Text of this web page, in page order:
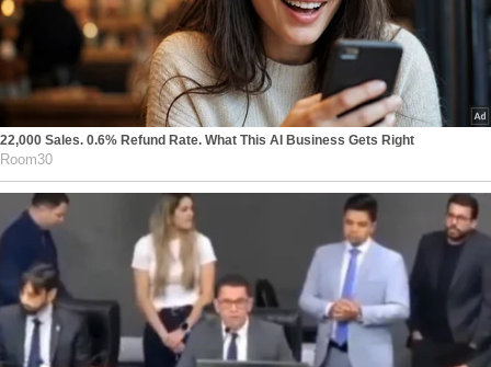
22,000 Sales. 0.6% Refund Rate. What This AI Business Gets Right
Room30